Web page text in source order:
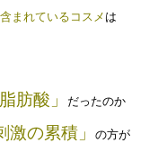
まれているコスメ は
肪酸」 だったのか
激の累積」
の方が